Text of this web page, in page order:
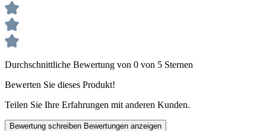
Durchschnittliche Bewertung von 0 von 5 Sternen
Bewerten Sie dieses Produkt!
Teilen Sie Ihre Erfahrungen mit anderen Kunden.
Bewertung schreiben Bewertungen anzeigen